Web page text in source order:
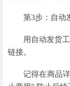
第3步：自动
用自动发货
链接。
记得在商品